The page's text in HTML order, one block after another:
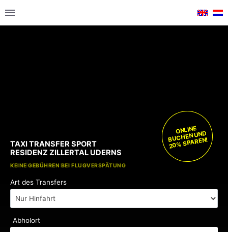
KOSTENLOSE KINDERSITZE
KEINE GEBÜHREN BEI FLUGVERSPÄTUNG
TAXI TRANSFER SPORT
RESIDENZ ZILLERTAL UDERNS
ONLINE
BUCHEN UND
20% SPAREN!
Art des Transfers
Abholort